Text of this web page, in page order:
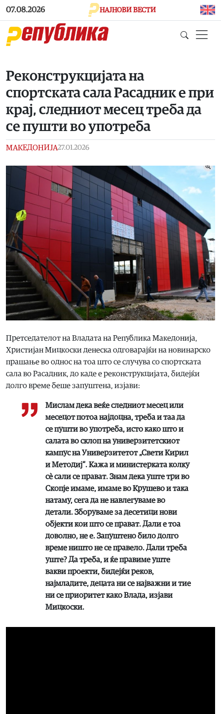
Skip to main content
07.08.2026 НАЈНОВИ ВЕСТИ
Реконструкцијата на
спортската сала Расадник е при
крај, следниот месец треба да
се пушти во употреба
МАКЕДОНИЈА27.01.2026
Претседателот на Владата на Република Македонија,
Христијан Мицкоски денеска одговарајќи на новинарско
прашање во однос на тоа што се случува со спортската
сала во Расадник, до каде е реконструкцијата, бидејќи
долго време беше запуштена, изјави:
Мислам дека веќе следниот месец или
месецот потоа најдоцна, треба и таа да
се пушти во употреба, исто како што и
салата во склоп на универзитетскиот
кампус на Универзитетот „Свети Кирил
и Методиј“. Кажа и министерката колку
сѐ сали се прават. Знам дека уште три во
Скопје имаме, имаме во Крушево и така
натаму, сега да не навлегуваме во
детали. Зборуваме за десетици нови
објекти кои што се прават. Дали е тоа
доволно, не е. Запуштено било долго
време ништо не се правело. Дали треба
уште? Да треба, и ќе правиме уште
вакви проекти, бидејќи реков,
најмладите, децата ни се најважни и тие
ни се приоритет како Влада, изјави
Мицкоски.